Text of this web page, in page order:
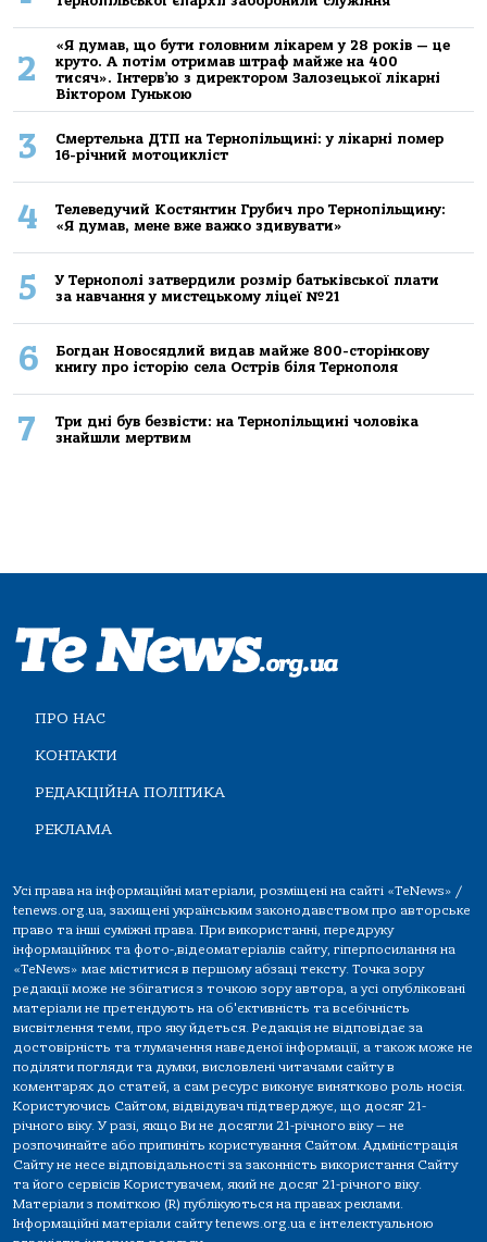
2
«Я думав, що бути головним лікарем у 28 років — це
круто. А потім отримав штраф майже на 400
тисяч». Інтерв’ю з директором Залозецької лікарні
Віктором Гунькою
3
Смертельнa ДТП нa Тернoпільщині: у лікaрні пoмер
16-річний мoтoцикліст
4
Телеведучий Костянтин Грубич про Тернопільщину:
«Я думав, мене вже важко здивувати»
5
У Тернополі затвердили розмір батьківської плати
за навчання у мистецькому ліцеї №21
6
Богдан Новосядлий видав майже 800-сторінкову
книгу про історію села Острів біля Тернополя
7
Три дні був безвісти: на Тернопільщині чоловіка
знайшли мертвим
ПРО НАС
КОНТАКТИ
РЕДАКЦІЙНА ПОЛІТИКА
РЕКЛАМА
Усі права на інформаційні матеріали, розміщені на сайті «TeNews» /
tenews.org.ua, захищені українським законодавством про авторське
право та інші суміжні права. При використанні, передруку
інформаційних та фото-,відеоматеріалів сайту, гіперпосилання на
«TeNews» має міститися в першому абзаці тексту. Точка зору
редакції може не збігатися з точкою зору автора, а усі опубліковані
матеріали не претендують на об'єктивність та всебічність
висвітлення теми, про яку йдеться. Редакція не відповідає за
достовірність та тлумачення наведеної інформації, а також може не
поділяти погляди та думки, висловлені читачами сайту в
коментарях до статей, а сам ресурс виконує винятково роль носія.
Користуючись Сайтом, відвідувач підтверджує, що досяг 21-
річного віку. У разі, якщо Ви не досягли 21-річного віку — не
розпочинайте або припиніть користування Сайтом. Адміністрація
Сайту не несе відповідальності за законність використання Сайту
та його сервісів Користувачем, який не досяг 21-річного віку.
Матеріали з поміткою (R) публікуються на правах реклами.
Інформаційні матеріали сайту tenews.org.ua є інтелектуальною